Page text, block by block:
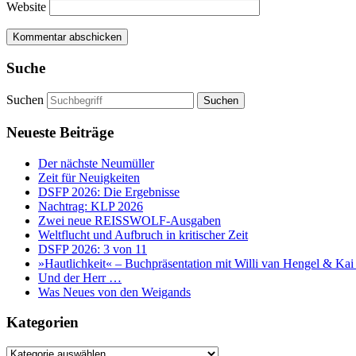
Website
Suche
Suchen
Neueste Beiträge
Der nächste Neumüller
Zeit für Neuigkeiten
DSFP 2026: Die Ergebnisse
Nachtrag: KLP 2026
Zwei neue REISSWOLF-Ausgaben
Weltflucht und Aufbruch in kritischer Zeit
DSFP 2026: 3 von 11
»Hautlichkeit« – Buchpräsentation mit Willi van Hengel & Kai
Und der Herr …
Was Neues von den Weigands
Kategorien
Kategorien